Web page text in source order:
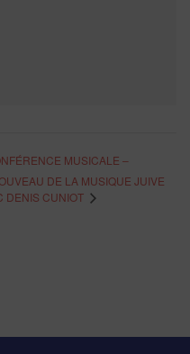
MUSICALE –
DE LA MUSIQUE JUIVE
DENIS CUNIOT